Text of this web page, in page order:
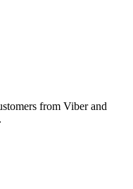
from Viber and